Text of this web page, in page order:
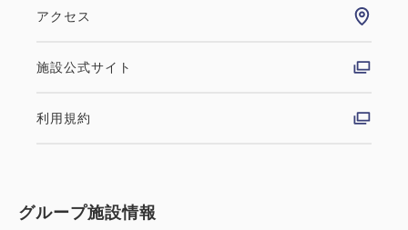
アクセス
施設公式サイト
利用規約
グループ施設情報